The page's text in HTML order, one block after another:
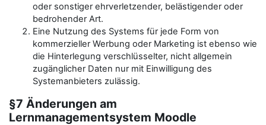
oder sonstiger ehrverletzender, belästigender oder
bedrohender Art.
Eine Nutzung des Systems für jede Form von
kommerzieller Werbung oder Marketing ist ebenso wie
die Hinterlegung verschlüsselter, nicht allgemein
zugänglicher Daten nur mit Einwilligung des
Systemanbieters zulässig.
§7 Änderungen am
Lernmanagementsystem Moodle